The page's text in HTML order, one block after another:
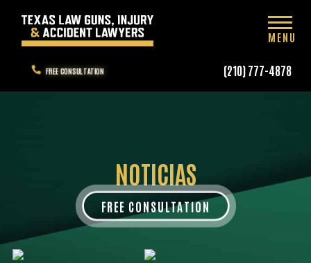
FREE CONSULTATION (210) 777-4878
MENU
NOTICIAS
FREE CONSULTATION